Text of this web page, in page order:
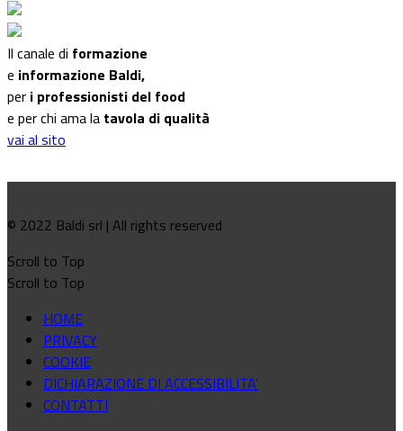
Il canale di formazione
e informazione Baldi,
per i professionisti del food
e per chi ama la tavola di qualità
vai al sito
© 2022 Baldi srl | All rights reserved
Scroll to Top
Scroll to Top
HOME
PRIVACY
COOKIE
DICHIARAZIONE DI ACCESSIBILITA'
CONTATTI